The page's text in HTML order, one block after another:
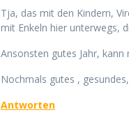
Tja, das mit den Kindern,
mit Enkeln hier unterwegs,
Ansonsten gutes Jahr,
Nochmals gutes ,
Antworten